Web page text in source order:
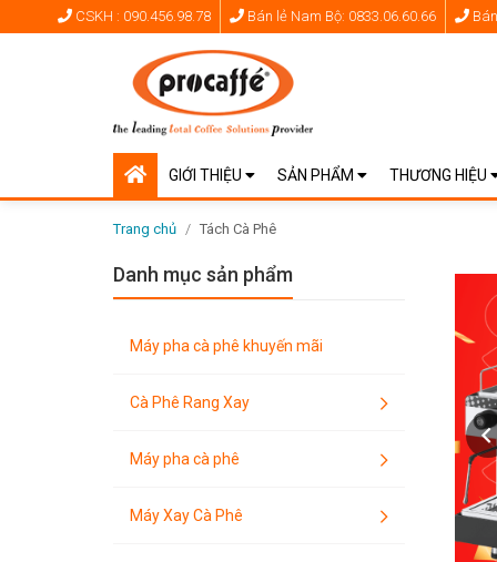
CSKH : 090.456.98.78 Bán lẻ Nam Bộ: 0833.06.60.66
GIỚI THIỆU SẢN PHẨM THƯƠNG HIỆU
Trang chủ / Tách Cà Phê
Danh mục sản phẩm
Máy pha cà phê khuyến mãi
Cà Phê Rang Xay
Máy pha cà phê
Máy Xay Cà Phê